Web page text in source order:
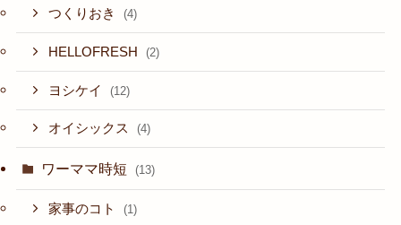
つくりおき (4)
HELLOFRESH (2)
ヨシケイ (12)
オイシックス (4)
ワーママ時短 (13)
家事のコト (1)